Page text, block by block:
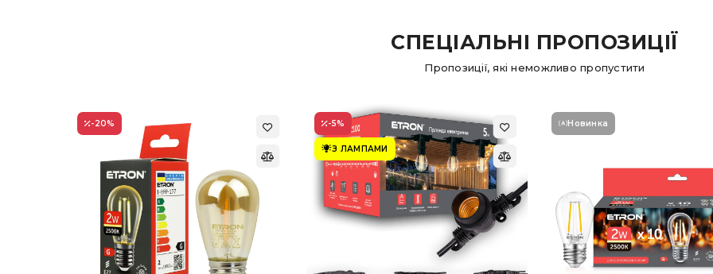
СПЕЦІАЛЬНІ ПРОПОЗИЦІЇ
Пропозиції, які неможливо пропустити
-20% -5%
З ЛАМПАМИ
Новинка